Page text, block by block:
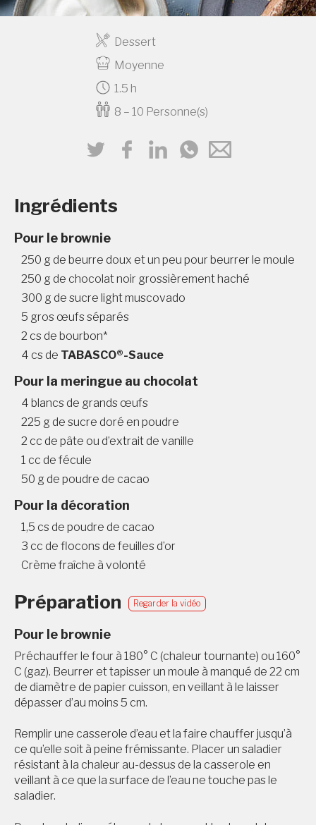
Dessert
Moyenne
1.5 h
8 – 10 Personne(s)
Ingrédients
Pour le brownie
250 g de beurre doux et un peu pour beurrer le moule
250 g de chocolat noir grossièrement haché
300 g de sucre light muscovado
5 gros œufs séparés
2 cs de bourbon*
4 cs de TABASCO®-Sauce
Pour la meringue au chocolat
4 blancs de grands œufs
225 g de sucre doré en poudre
2 cc de pâte ou d’extrait de vanille
1 cc de fécule
50 g de poudre de cacao
Pour la décoration
1,5 cs de poudre de cacao
3 cc de flocons de feuilles d’or
Crème fraîche à volonté
Préparation Regarder la vidéo
Pour le brownie
Préchauffer le four à 180° C (chaleur tournante) ou 160°
C (gaz). Beurrer et tapisser un moule à manqué de 22 cm
de diamètre de papier cuisson, en veillant à le laisser
dépasser d’au moins 5 cm.
Remplir une casserole d’eau et la faire chauffer jusqu’à
ce qu’elle soit à peine frémissante. Placer un saladier
résistant à la chaleur au-dessus de la casserole en
veillant à ce que la surface de l’eau ne touche pas le
saladier.